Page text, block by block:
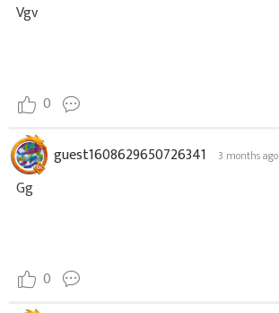
Vgv
0
guest1608629650726341 3 months ago
Gg
0